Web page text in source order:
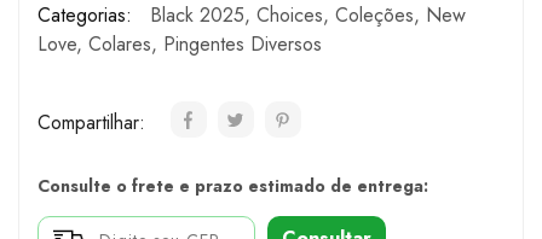
Categorias:
Black 2025, Choices, Coleções, New
Love, Colares, Pingentes Diversos
Compartilhar:
Consulte o frete e prazo estimado de entrega: